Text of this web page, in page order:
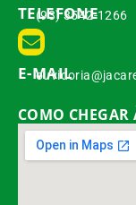
TELEFONE
(93) 3542-1266
E-MAIL
COMO CHEGAR